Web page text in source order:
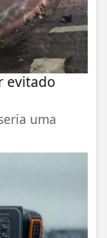
evitado
uma